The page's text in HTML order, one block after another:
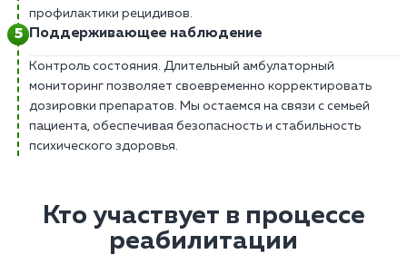
профилактики рецидивов.
Поддерживающее наблюдение
Контроль состояния. Длительный амбулаторный
мониторинг позволяет своевременно корректировать
дозировки препаратов. Мы остаемся на связи с семьей
пациента, обеспечивая безопасность и стабильность
психического здоровья.
Кто участвует в процессе
реабилитации